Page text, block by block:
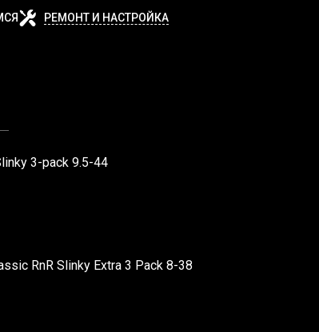
РЕМОНТ И НАСТРОЙКА
3-pack 9.5-44
RnR Slinky Extra 3 Pack 8-38